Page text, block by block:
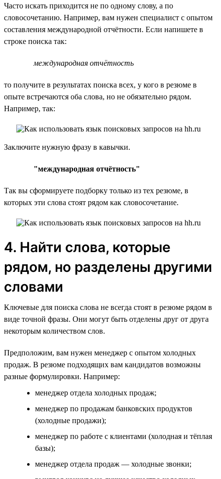
Часто искать приходится не по одному слову, а по
словосочетанию. Например, вам нужен специалист с опытом
составления международной отчётности. Если напишете в
строке поиска так:
международная отчётность
то получите в результатах поиска всех, у кого в резюме в
опыте встречаются оба слова, но не обязательно рядом.
Например, так:
Заключите нужную фразу в кавычки.
"международная отчётность"
Так вы сформируете подборку только из тех резюме, в
которых эти слова стоят рядом как словосочетание.
4. Найти слова, которые
рядом, но разделены другими
словами
Ключевые для поиска слова не всегда стоят в резюме рядом в
виде точной фразы. Они могут быть отделены друг от друга
некоторым количеством слов.
Предположим, вам нужен менеджер с опытом холодных
продаж. В резюме подходящих вам кандидатов возможны
разные формулировки. Например:
менеджер отдела холодных продаж;
менеджер по продажам банковских продуктов
(холодные продажи);
менеджер по работе с клиентами (холодная и тёплая
базы);
менеджер отдела продаж — холодные звонки;